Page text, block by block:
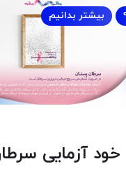
بیشتر بدانیم
خود آزمایی